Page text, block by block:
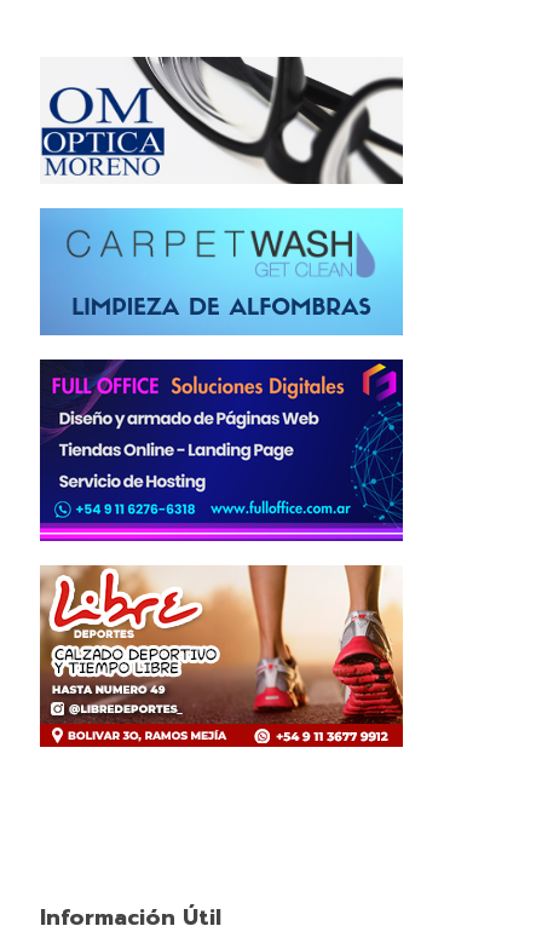
Información Útil